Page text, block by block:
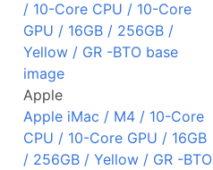
Apple
Apple iMac / M4 / 10-Core
CPU / 10-Core GPU / 16GB
/ 256GB / Yellow / GR -BTO